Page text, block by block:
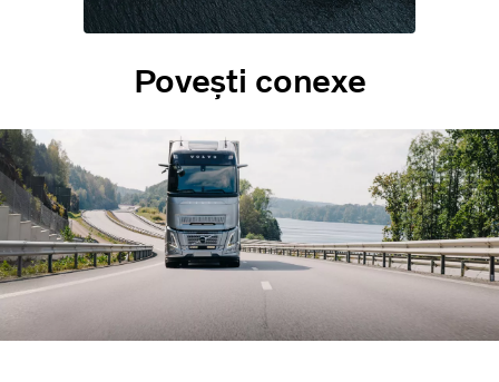
Povești conexe